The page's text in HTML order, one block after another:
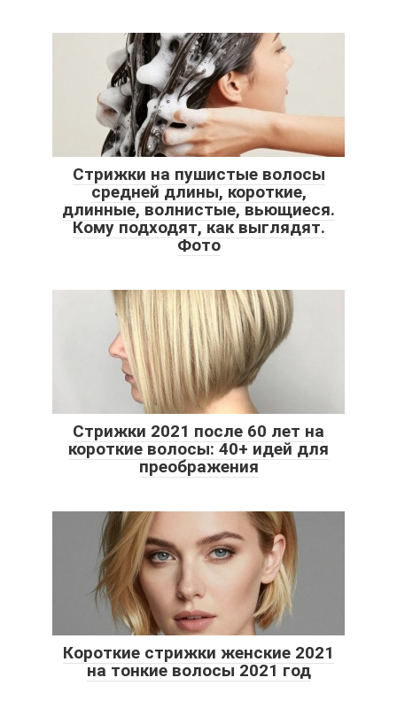
Стрижки на пушистые волосы
средней длины, короткие,
длинные, волнистые, вьющиеся.
Кому подходят, как выглядят.
Фото
Стрижки 2021 после 60 лет на
короткие волосы: 40+ идей для
преображения
Короткие стрижки женские 2021
на тонкие волосы 2021 год